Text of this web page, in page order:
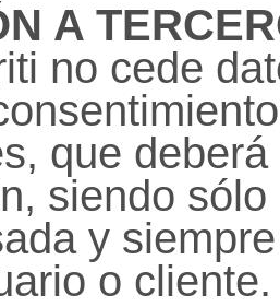
A
no cede
que
siendo
y
o cliente.